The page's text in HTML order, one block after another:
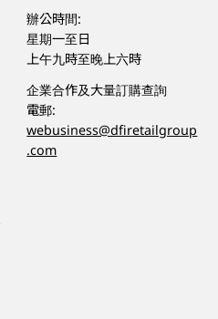
辦公時間:
星期一至日
上午九時至晚上六時
企業合作及大量訂購查詢
電郵:
webusiness@dfiretailgroup
.com